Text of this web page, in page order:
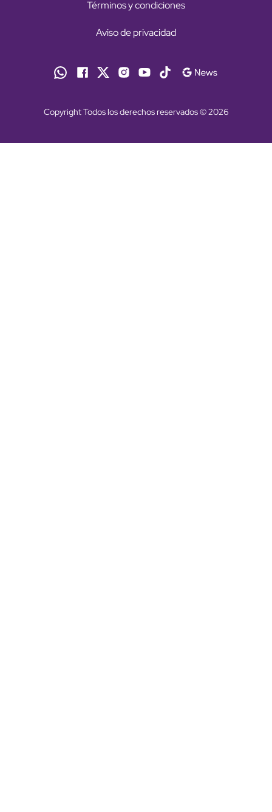
Términos y condiciones
Aviso de privacidad
Copyright Todos los derechos reservados © 2026